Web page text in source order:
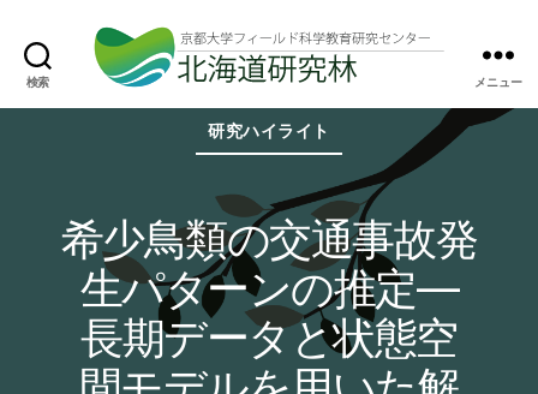
検索
海
道
研
林
メニュー
カ
テ
ゴ
研究ハイライト
希少鳥類の交通事故発
生パターンの推定―
長期データと状態空